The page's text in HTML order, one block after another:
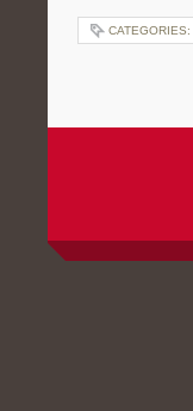
CATEGORIES: